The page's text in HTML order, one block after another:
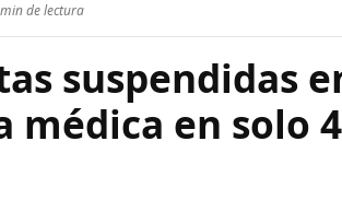
de lectura
suspendidas
médica en solo